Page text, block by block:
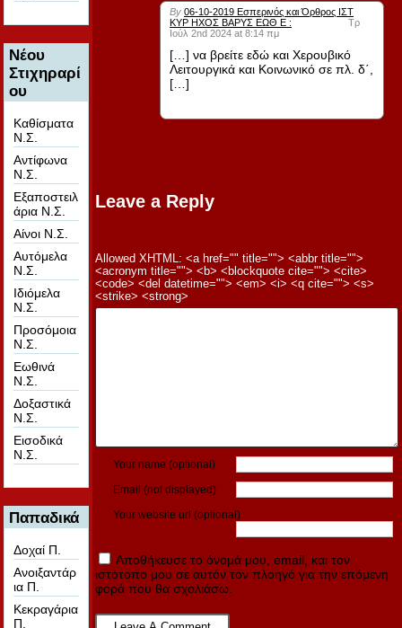
Νέου
Στιχηραρί
ου
Καθίσματα
Ν.Σ.
Αντίφωνα
Ν.Σ.
Εξαποστειλ
άρια Ν.Σ.
Αίνοι Ν.Σ.
Αυτόμελα
Ν.Σ.
Ιδιόμελα
Ν.Σ.
Προσόμοια
Ν.Σ.
Εωθινά
Ν.Σ.
Δοξαστικά
Ν.Σ.
Εισοδικά
Ν.Σ.
Παπαδικά
Δοχαί Π.
Ανοιξαντάρ
ια Π.
Κεκραγάρια
Π.
By 06-10-2019 Εσπερινός και Όρθρος ΙΣΤ
ΚΥΡ ΗΧΟΣ ΒΑΡΥΣ ΕΩΘ Ε :
Τρ
Ιούλ 2nd 2024 at 8:14 πμ
[…] να βρείτε εδώ και Χερουβικό
Λειτουργικά και Κοινωνικό σε πλ. δ΄,
[…]
Leave a Reply
Allowed XHTML: <a href="" title=""> <abbr title="">
<acronym title=""> <b> <blockquote cite=""> <cite>
<code> <del datetime=""> <em> <i> <q cite=""> <s>
<strike> <strong>
Your name (optional)
Email (not displayed)
Your website url (optional)
Αποθήκευσε το όνομά μου, email, και τον
ιστότοπο μου σε αυτόν τον πλοηγό για την επόμενη
φορά που θα σχολιάσω.